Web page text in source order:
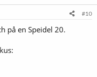
#10
på en Speidel 20.